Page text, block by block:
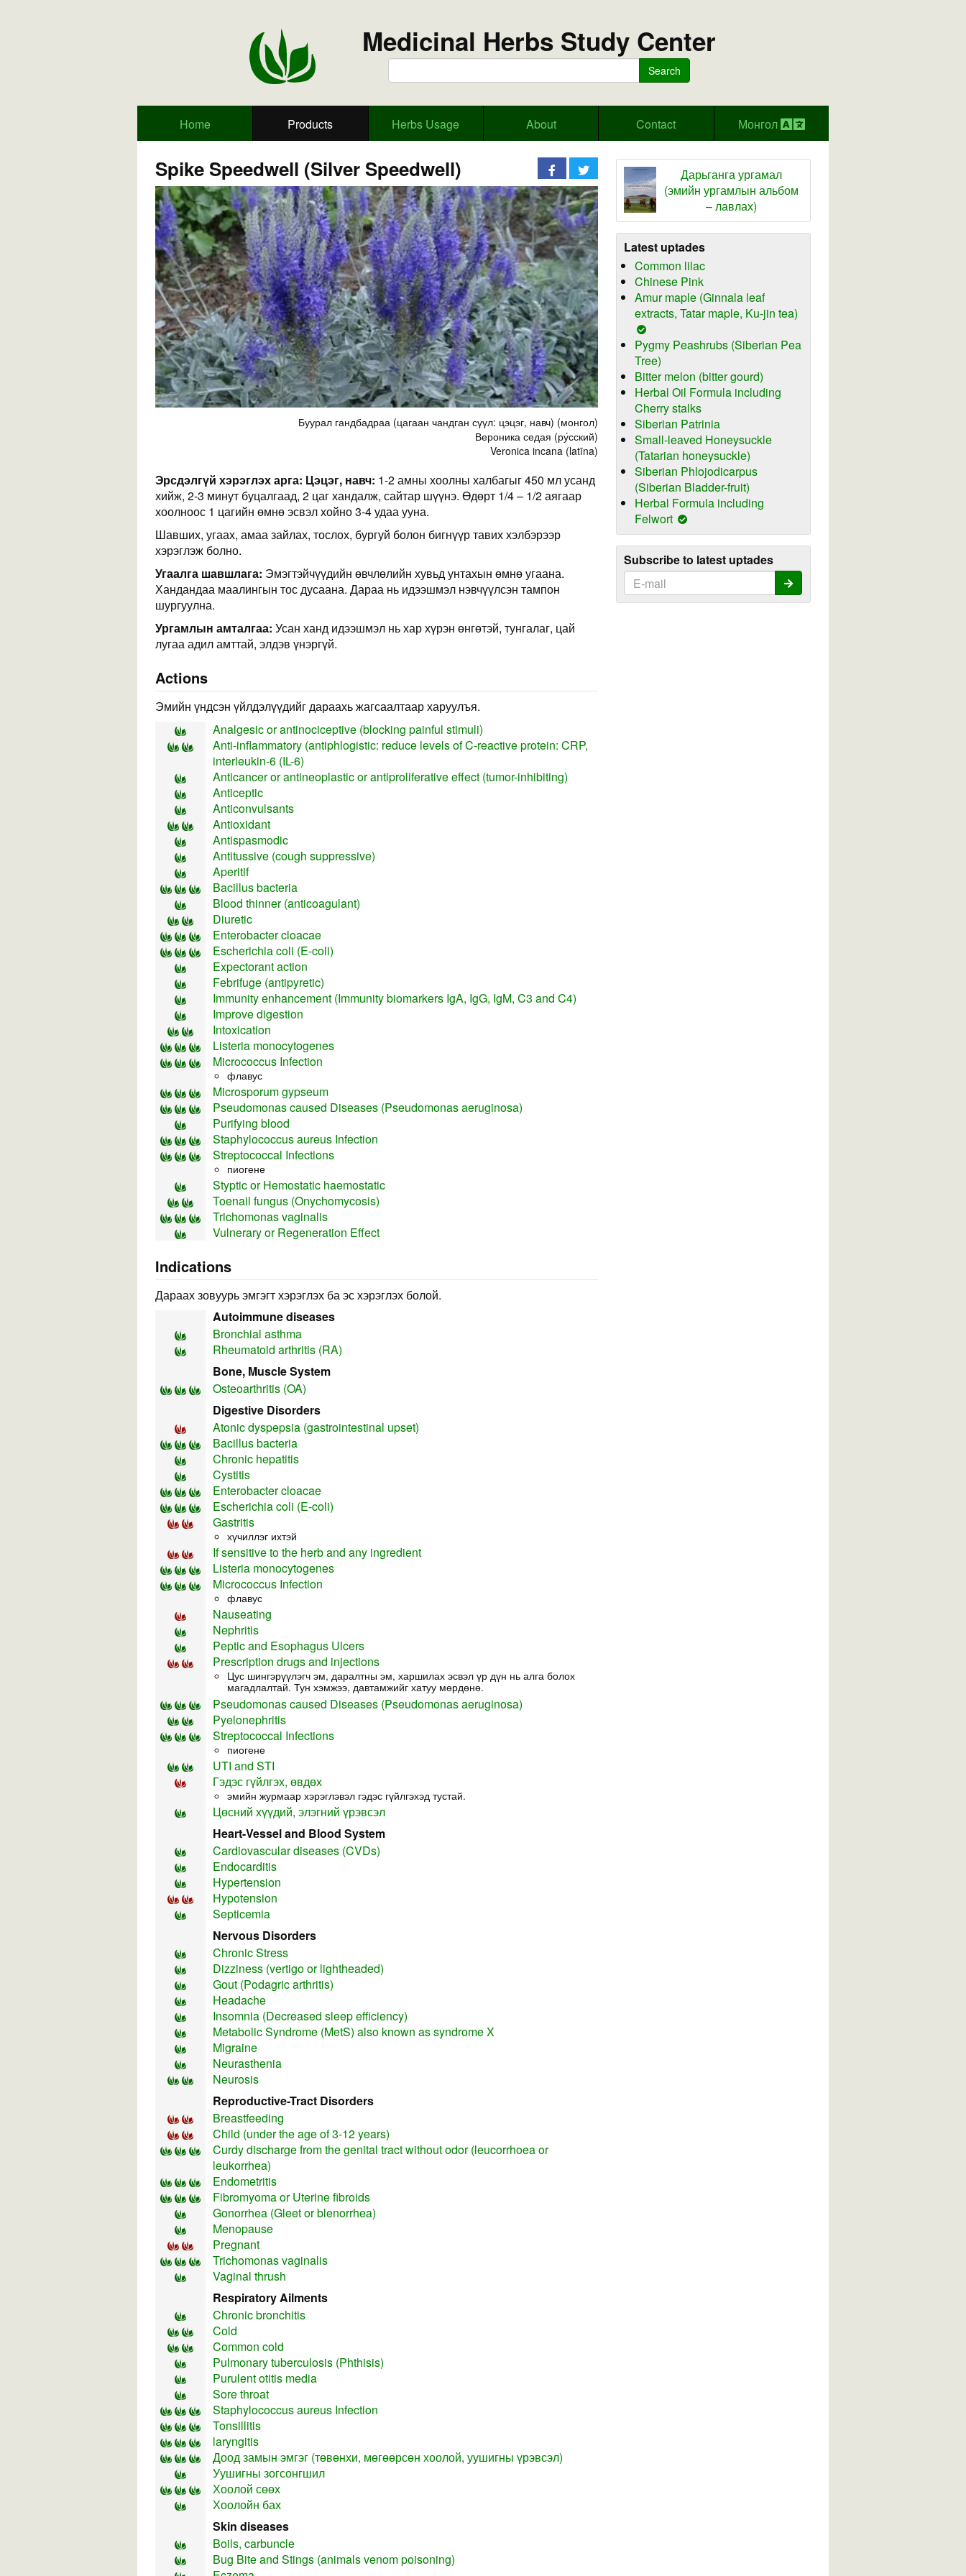
Medicinal Herbs Study Center
Search
Home Products Herbs Usage About Contact Монгол
Spike Speedwell (Silver Speedwell)
Буурал гандбадраа (цагаан чандган сүүл: цэцэг, навч) (монгол)
Вероника седая (ру́сский)
Veronica incana (latīna)
Эрсдэлгүй хэрэглэх арга: Цэцэг, навч: 1-2 амны хоолны халбагыг 450 мл усанд
хийж, 2-3 минут буцалгаад, 2 цаг хандалж, сайтар шүүнэ. Өдөрт 1/4 – 1/2 аягаар
хоолноос 1 цагийн өмнө эсвэл хойно 3-4 удаа ууна.
Шавших, угаах, амаа зайлах, тослох, бургуй болон бигнүүр тавих хэлбэрээр
хэрэглэж болно.
Угаалга шавшлага: Эмэгтэйчүүдийн өвчлөлийн хувьд унтахын өмнө угаана.
Хандандаа маалингын тос дусаана. Дараа нь идээшмэл нэвчүүлсэн тампон
шургуулна.
Ургамлын амталгаа: Усан ханд идээшмэл нь хар хүрэн өнгөтэй, тунгалаг, цай
лугаа адил амттай, элдэв үнэргүй.
Actions
Эмийн үндсэн үйлдэлүүдийг дараахь жагсаалтаар харуулъя.
Analgesic or antinociceptive (blocking painful stimuli)
Anti-inflammatory (antiphlogistic: reduce levels of C-reactive protein: CRP,
interleukin-6 (IL-6)
Anticancer or antineoplastic or antiproliferative effect (tumor-inhibiting)
Anticeptic
Anticonvulsants
Antioxidant
Antispasmodic
Antitussive (cough suppressive)
Aperitif
Bacillus bacteria
Blood thinner (anticoagulant)
Diuretic
Enterobacter cloacae
Escherichia coli (E-coli)
Expectorant action
Febrifuge (antipyretic)
Immunity enhancement (Immunity biomarkers IgA, IgG, IgM, C3 and C4)
Improve digestion
Intoxication
Listeria monocytogenes
Micrococcus Infection
флавус
Microsporum gypseum
Pseudomonas caused Diseases (Pseudomonas aeruginosa)
Purifying blood
Staphylococcus aureus Infection
Streptococcal Infections
пиогене
Styptic or Hemostatic haemostatic
Toenail fungus (Onychomycosis)
Trichomonas vaginalis
Vulnerary or Regeneration Effect
Indications
Дараах зовуурь эмгэгт хэрэглэх ба эс хэрэглэх болой.
Autoimmune diseases
Bronchial asthma
Rheumatoid arthritis (RA)
Bone, Muscle System
Osteoarthritis (OA)
Digestive Disorders
Atonic dyspepsia (gastrointestinal upset)
Bacillus bacteria
Chronic hepatitis
Cystitis
Enterobacter cloacae
Escherichia coli (E-coli)
Gastritis
хүчиллэг ихтэй
If sensitive to the herb and any ingredient
Listeria monocytogenes
Micrococcus Infection
флавус
Nauseating
Nephritis
Peptic and Esophagus Ulcers
Prescription drugs and injections
Цус шингэрүүлэгч эм, даралтны эм, харшилах эсвэл үр дүн нь алга болох
магадлалтай. Тун хэмжээ, давтамжийг хатуу мөрдөнө.
Pseudomonas caused Diseases (Pseudomonas aeruginosa)
Pyelonephritis
Streptococcal Infections
пиогене
UTI and STI
Гэдэс гүйлгэх, өвдөх
эмийн журмаар хэрэглэвэл гэдэс гүйлгэхэд тустай.
Цөсний хүүдий, элэгний үрэвсэл
Heart-Vessel and Blood System
Cardiovascular diseases (CVDs)
Endocarditis
Hypertension
Hypotension
Septicemia
Nervous Disorders
Chronic Stress
Dizziness (vertigo or lightheaded)
Gout (Podagric arthritis)
Headache
Insomnia (Decreased sleep efficiency)
Metabolic Syndrome (MetS) also known as syndrome X
Migraine
Neurasthenia
Neurosis
Reproductive-Tract Disorders
Breastfeeding
Child (under the age of 3-12 years)
Curdy discharge from the genital tract without odor (leucorrhoea or
leukorrhea)
Endometritis
Fibromyoma or Uterine fibroids
Gonorrhea (Gleet or blenorrhea)
Menopause
Pregnant
Trichomonas vaginalis
Vaginal thrush
Respiratory Ailments
Chronic bronchitis
Cold
Common cold
Pulmonary tuberculosis (Phthisis)
Purulent otitis media
Sore throat
Staphylococcus aureus Infection
Tonsillitis
laryngitis
Доод замын эмгэг (төвөнхи, мөгөөрсөн хоолой, уушигны үрэвсэл)
Уушигны зогсонгшил
Хоолой сөөх
Хоолойн бах
Skin diseases
Boils, carbuncle
Bug Bite and Stings (animals venom poisoning)
Дарьганга ургамал
(эмийн ургамлын альбом
– лавлах)
Latest uptades
Common lilac
Chinese Pink
Amur maple (Ginnala leaf
extracts, Tatar maple, Ku-jin tea)
Pygmy Peashrubs (Siberian Pea
Tree)
Bitter melon (bitter gourd)
Herbal Oil Formula including
Cherry stalks
Siberian Patrinia
Small-leaved Honeysuckle
(Tatarian honeysuckle)
Siberian Phlojodicarpus
(Siberian Bladder-fruit)
Herbal Formula including
Felwort
Subscribe to latest uptades